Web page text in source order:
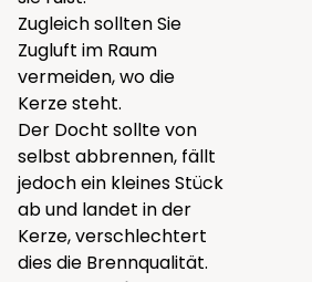
Zugleich sollten Sie
Zugluft im Raum
vermeiden, wo die
Kerze steht.
Der Docht sollte von
selbst abbrennen, fällt
jedoch ein kleines Stück
ab und landet in der
Kerze, verschlechtert
dies die Brennqualität.